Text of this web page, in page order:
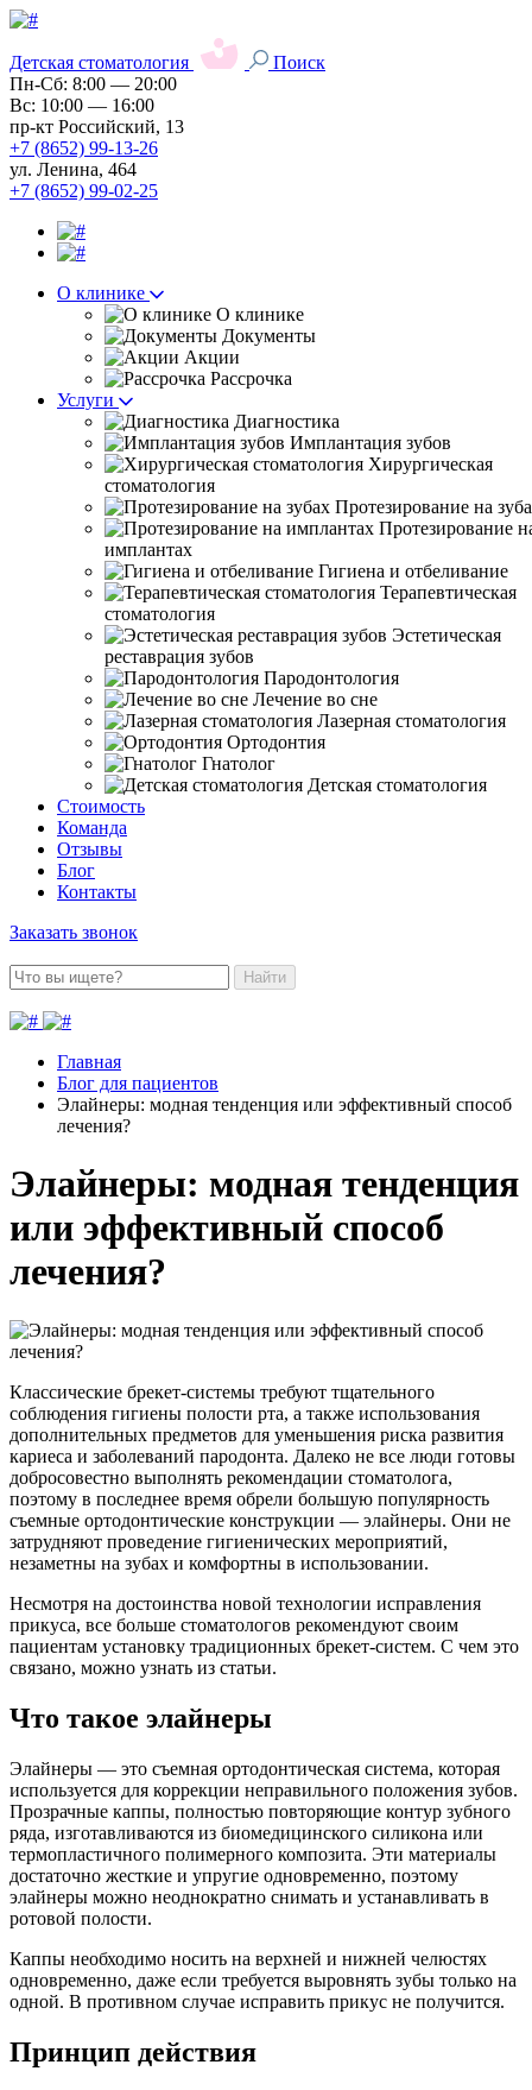
Детская стоматология
Поиск
Пн-Сб: 8:00 — 20:00
Вс: 10:00 — 16:00
пр-кт Российский, 13
+7 (8652) 99-13-26
ул. Ленина, 464
+7 (8652) 99-02-25
О клинике
О клинике
Документы
Акции
Рассрочка
Услуги
Диагностика
Имплантация зубов
Хирургическая
стоматология
Протезирование на
Протезирование
имплантах
Гигиена и отбеливание
Терапевтическая
стоматология
Эстетическая
реставрация зубов
Пародонтология
Лечение во сне
Лазерная стоматология
Ортодонтия
Гнатолог
Детская стоматология
Стоимость
Команда
Отзывы
Блог
Контакты
Заказать звонок
Найти
Главная
Блог для пациентов
Элайнеры: модная тенденция или эффективный способ
лечения?
Элайнеры: модная тенденция
или эффективный способ
лечения?
Классические брекет‐системы требуют тщательного
соблюдения гигиены полости рта, а также использования
дополнительных предметов для уменьшения риска развития
кариеса и заболеваний пародонта. Далеко не все люди готовы
добросовестно выполнять рекомендации стоматолога,
поэтому в последнее время обрели большую популярность
съемные ортодонтические конструкции — элайнеры. Они не
затрудняют проведение гигиенических мероприятий,
незаметны на зубах и комфортны в использовании.
Несмотря на достоинства новой технологии исправления
прикуса, все больше стоматологов рекомендуют своим
пациентам установку традиционных брекет-систем. С чем это
связано, можно узнать из статьи.
Что такое элайнеры
Элайнеры — это съемная ортодонтическая система, которая
используется для коррекции неправильного положения зубов.
Прозрачные каппы, полностью повторяющие контур зубного
ряда, изготавливаются из биомедицинского силикона или
термопластичного полимерного композита. Эти материалы
достаточно жесткие и упругие одновременно, поэтому
элайнеры можно неоднократно снимать и устанавливать в
ротовой полости.
Каппы необходимо носить на верхней и нижней челюстях
одновременно, даже если требуется выровнять зубы только на
одной. В противном случае исправить прикус не получится.
Принцип действия